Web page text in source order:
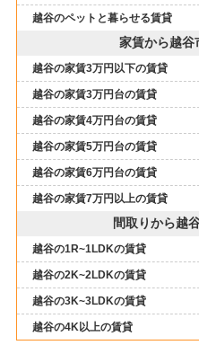
越谷のペットと暮らせる賃貸
家賃から越谷
越谷の家賃3万円以下の賃貸
越谷の家賃3万円台の賃貸
越谷の家賃4万円台の賃貸
越谷の家賃5万円台の賃貸
越谷の家賃6万円台の賃貸
越谷の家賃7万円以上の賃貸
間取りから越
越谷の1R~1LDKの賃貸
越谷の2K~2LDKの賃貸
越谷の3K~3LDKの賃貸
越谷の4K以上の賃貸